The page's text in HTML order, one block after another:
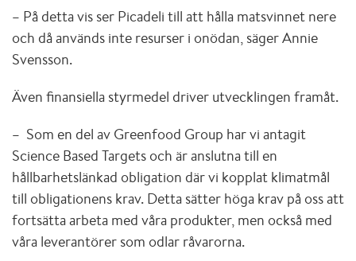
– På detta vis ser Picadeli till att hålla matsvinnet nere
och då används inte resurser i onödan, säger Annie
Svensson.
Även finansiella styrmedel driver utvecklingen framåt.
– Som en del av Greenfood Group har vi antagit
Science Based Targets och är anslutna till en
hållbarhetslänkad obligation där vi kopplat klimatmål
till obligationens krav. Detta sätter höga krav på oss att
fortsätta arbeta med våra produkter, men också med
våra leverantörer som odlar råvarorna.